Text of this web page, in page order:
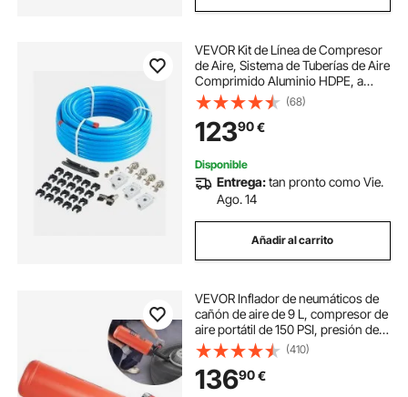
VEVOR Kit de Línea de Compresor
de Aire, Sistema de Tuberías de Aire
Comprimido Aluminio HDPE, a
Prueba Fugas, Resistente a la
Presión y Fácil Instalar, para
Talleres de Garajes, Azul, Ø 475 x
200 mm
(68)
12390€
Disponible
Entrega:tan pronto como Vie.
Ago. 14
Añadir al carrito
VEVOR Inflador de neumáticos de
cañón de aire de 9 L, compresor de
aire portátil de 150 PSI, presión de
trabajo de 87-116 PSI para tractor,
camión, ATV, coche y taller de
reparación de automóviles
(410)
13690€